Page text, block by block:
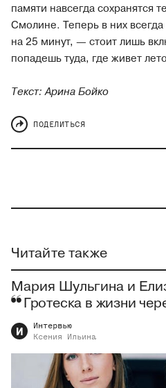
памяти навсегда сохранятся
Смолине. Теперь в них
на 25 минут, — стоит лишь
попадешь туда, где живет
Текст: Арина Бойко
ПОДЕЛИТЬСЯ
Читайте также
Мария Шульгина и
Гротеска в жизни
И
Интервью
Ксения
Ильина